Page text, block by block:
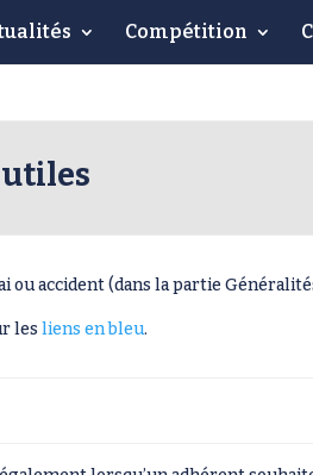
Compétition
ou accident (dans la partie
les liens en bleu.